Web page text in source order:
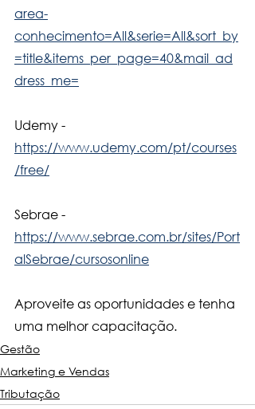
area-
conhecimento=All&serie=All&sort_by
=title&items_per_page=40&mail_ad
dress_me=
Udemy -
https://www.udemy.com/pt/courses
/free/
Sebrae -
https://www.sebrae.com.br/sites/Port
alSebrae/cursosonline
Aproveite as oportunidades e tenha
uma melhor capacitação.
Gestão
Marketing e Vendas
Tributação